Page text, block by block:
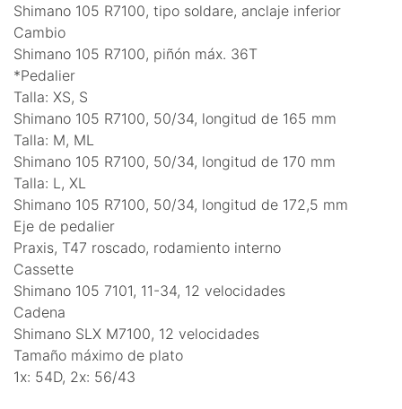
Shimano 105 R7100, tipo soldare, anclaje inferior
Cambio
Shimano 105 R7100, piñón máx. 36T
*Pedalier
Talla: XS, S
Shimano 105 R7100, 50/34, longitud de 165 mm
Talla: M, ML
Shimano 105 R7100, 50/34, longitud de 170 mm
Talla: L, XL
Shimano 105 R7100, 50/34, longitud de 172,5 mm
Eje de pedalier
Praxis, T47 roscado, rodamiento interno
Cassette
Shimano 105 7101, 11-34, 12 velocidades
Cadena
Shimano SLX M7100, 12 velocidades
Tamaño máximo de plato
1x: 54D, 2x: 56/43